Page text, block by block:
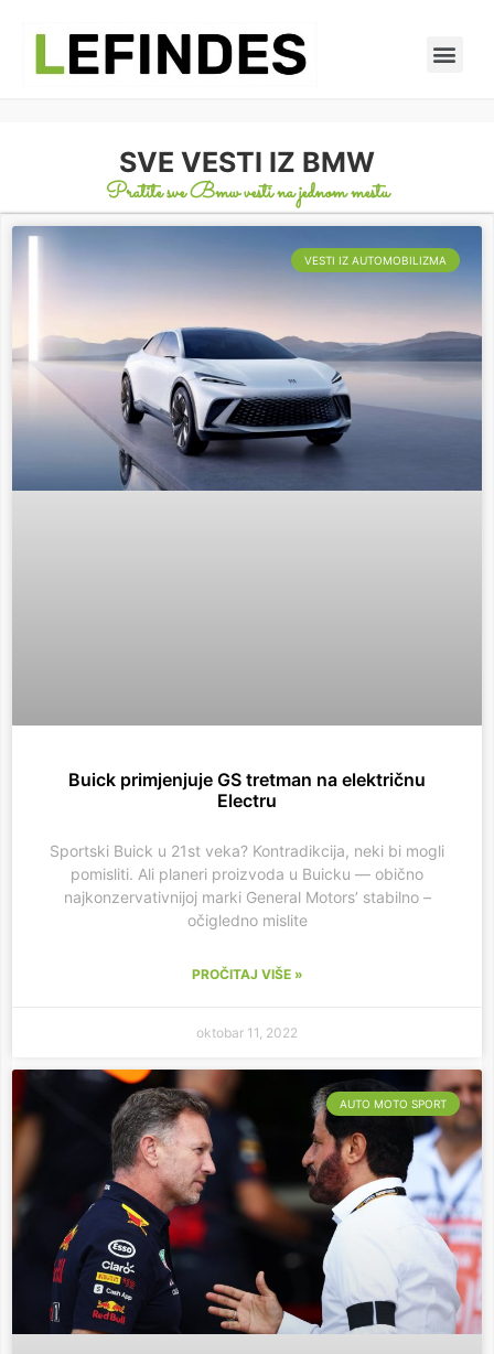
SVE VESTI IZ BMW
Pratite sve Bmw vesti na jednom mestu
VESTI IZ AUTOMOBILIZMA
Buick primjenjuje GS tretman na električnu
Electru
Sportski Buick u 21st veka? Kontradikcija, neki bi mogli
pomisliti. Ali planeri proizvoda u Buicku — obično
najkonzervativnijoj marki General Motors’ stabilno –
očigledno mislite
PROČITAJ VIŠE »
oktobar 11, 2022
AUTO MOTO SPORT